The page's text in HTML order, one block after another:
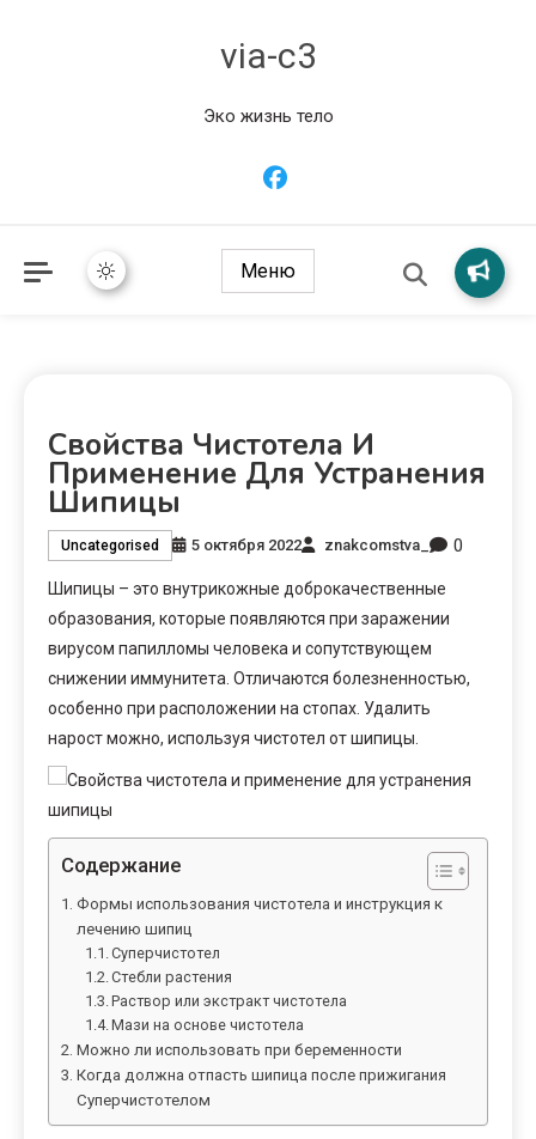
via-c3
Эко жизнь тело
Меню
Свойства Чистотела И
Применение Для Устранения
Шипицы
Uncategorised 5 октября 2022 znakcomstva_ 0
Шипицы – это внутрикожные доброкачественные
образования, которые появляются при заражении
вирусом папилломы человека и сопутствующем
снижении иммунитета. Отличаются болезненностью,
особенно при расположении на стопах. Удалить
нарост можно, используя чистотел от шипицы.
Содержание
Формы использования чистотела и инструкция к
лечению шипиц
Суперчистотел
Стебли растения
Раствор или экстракт чистотела
Мази на основе чистотела
Можно ли использовать при беременности
Когда должна отпасть шипица после прижигания
Суперчистотелом